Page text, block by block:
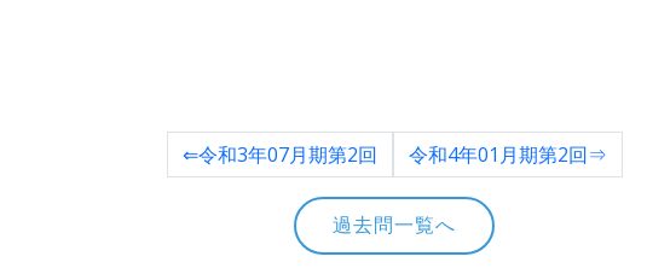
⇐令和3年07月期第2回 令和4年01月期第2回⇒
過去問一覧へ